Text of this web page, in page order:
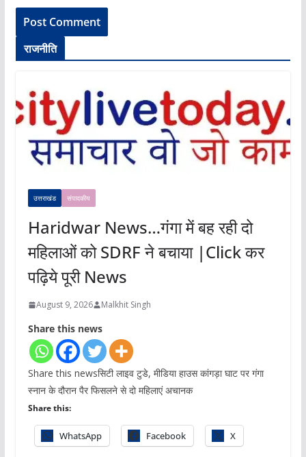
राजनीति
उत्तराखंड संपादकीय
Haridwar News…गंगा में बह रही दो
महिलाओं को SDRF ने बचाया |Click कर
पढ़िये पूरी News
August 9, 2026 Malkhit Singh
Share this news
Share this newsसिटी लाइव टुडे, मीडिया हाउस कांगड़ा घाट पर गंगा
स्नान के दौरान पैर फिसलने से दो महिलाएं अचानक
Share this:
WhatsApp Facebook X